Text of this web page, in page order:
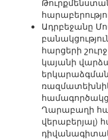
Ադրբեջանը
հարցերի
կայանի
Ղարաբաղի
վերաբերյալ)